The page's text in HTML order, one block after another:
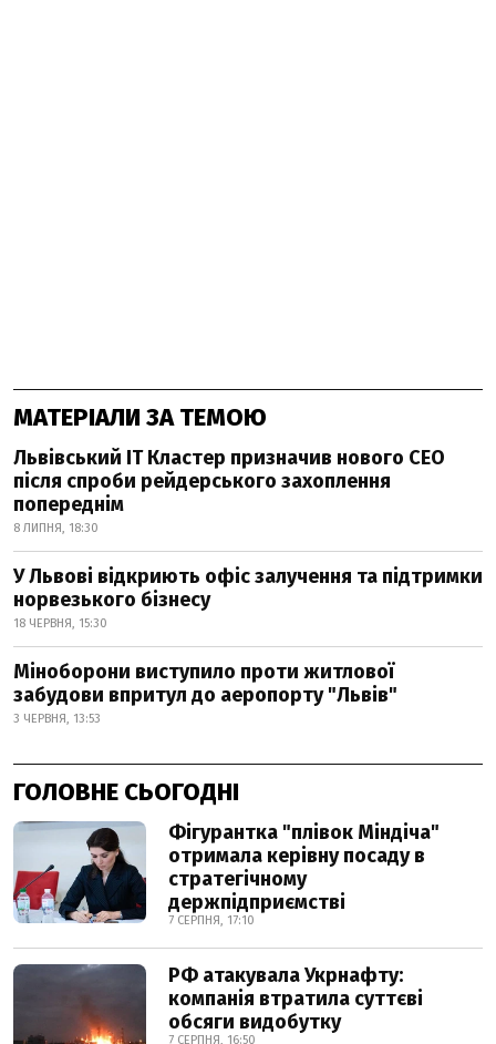
МАТЕРІАЛИ ЗА ТЕМОЮ
Львівський IT Кластер призначив нового CEO
після спроби рейдерського захоплення
попереднім
8 ЛИПНЯ, 18:30
У Львові відкриють офіс залучення та підтримки
норвезького бізнесу
18 ЧЕРВНЯ, 15:30
Міноборони виступило проти житлової
забудови впритул до аеропорту "Львів"
3 ЧЕРВНЯ, 13:53
ГОЛОВНЕ СЬОГОДНІ
Фігурантка "плівок Міндіча"
отримала керівну посаду в
стратегічному
держпідприємстві
7 СЕРПНЯ, 17:10
РФ атакувала Укрнафту:
компанія втратила суттєві
обсяги видобутку
7 СЕРПНЯ, 16:50